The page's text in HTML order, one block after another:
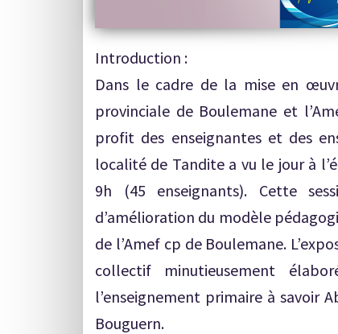
Introduction :
Dans le cadre de la mise en
provinciale de Boulemane et
profit des enseignantes et des
localité de Tandite a vu le jour à
9h (45 enseignants). Cette
d’amélioration du modèle
de l’Amef cp de Boulemane.
collectif minutieusement
l’enseignement primaire à savoir
Bouguern.